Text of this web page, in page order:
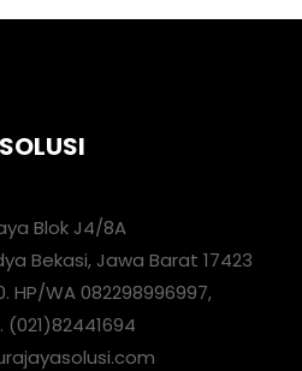
Blok J4/8A
Bekasi, Jawa Barat 17423
HP/WA 082298996997,
(021)82441694